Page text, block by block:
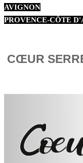
AVIGNON
PROVENCE-CÔTE
CŒUR